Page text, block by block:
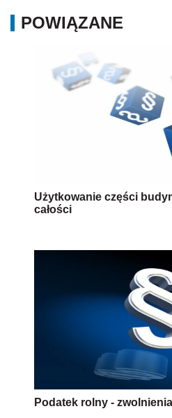
POWIĄZANE
Użytkowanie części
całości
Podatek rolny -